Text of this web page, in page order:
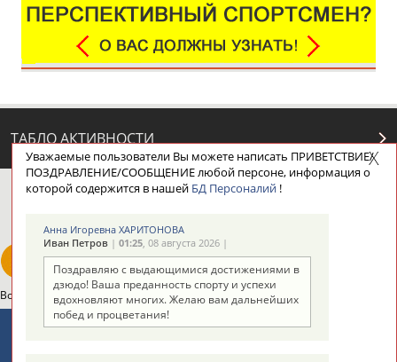
ТАБЛО АКТИВНОСТИ
ЦЕЛИ ПРОЕКТА НАШИ КНОПКИ
Вопросы сотрудничества и совместной деятельностиinform@infosport.ru
Адресов в новостной рассылке: 996
Уважаемые пользователи Вы можете написать ПРИВЕТСТВИЕ/
ПОЗДРАВЛЕНИЕ/СООБЩЕНИЕ любой персоне, информация о
которой содержится в нашей БД Персоналий!
Анна Игоревна ХАРИТОНОВА
Иван Петров| 01:25, 08 августа 2026 |
Поздравляю с выдающимися достижениями в
дзюдо! Ваша преданность спорту и успехи
вдохновляют многих. Желаю вам дальнейших
побед и процветания!